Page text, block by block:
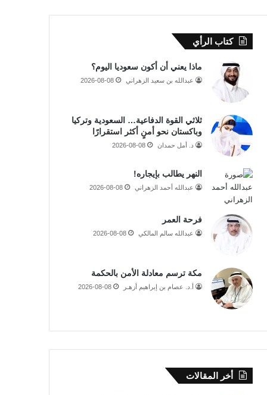
كتاب الرأي
ماذا يعني أن أكون سعوديا اليوم؟
عبدالله بن سعيد الزهراني 2026-08-08
ثلاثي القوة الدفاعية… السعودية وتركيا
وباكستان نحو أمنٍ أكثر استقرارًا
د. أمل حمدان 2026-08-08
النهر يطالب بإيجاره!
عبدالله أحمد الزهراني 2026-08-08
فرحة العمر
عبدالله سالم المالكي 2026-08-08
مكة ترسم معادلة الأمن بالحكمة
أ.د. عصام بن إبراهيم أزهـر 2026-08-08
أخر المقالات